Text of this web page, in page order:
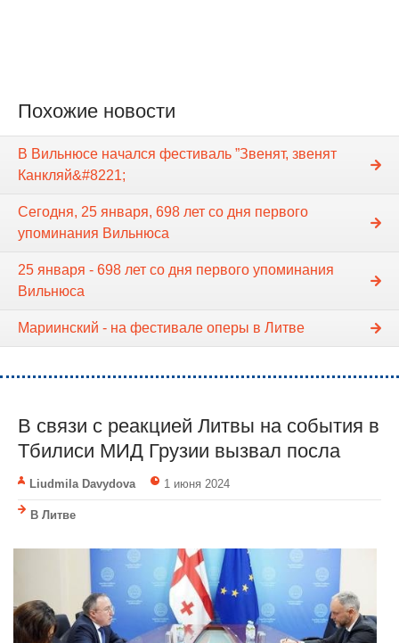
Похожие новости
В Вильнюсе начался фестиваль ”Звенят, звенят
Канкляй&#8221;
Сегодня, 25 января, 698 лет со дня первого
упоминания Вильнюса
25 января - 698 лет со дня первого упоминания
Вильнюса
Мариинский - на фестивале оперы в Литве
В связи с реакцией Литвы на события в
Тбилиси МИД Грузии вызвал посла
Liudmila Davydova 1 июня 2024
В Литве